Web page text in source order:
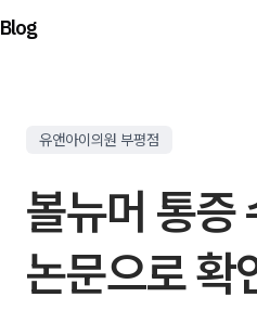
Blog
유앤아이의원 부평점
볼뉴머 통증
논문으로 확